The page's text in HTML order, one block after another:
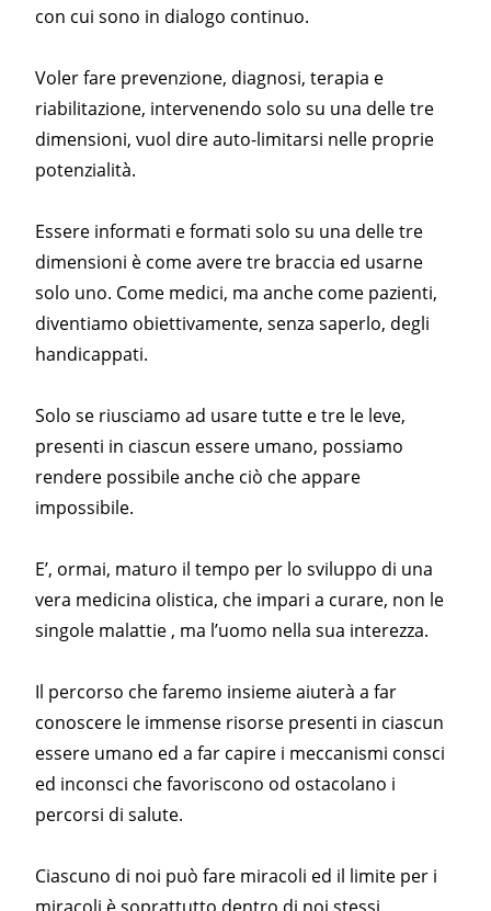
con cui sono in dialogo continuo.
Voler fare prevenzione, diagnosi, terapia e
riabilitazione, intervenendo solo su una delle tre
dimensioni, vuol dire auto-limitarsi nelle proprie
potenzialità.
Essere informati e formati solo su una delle tre
dimensioni è come avere tre braccia ed usarne
solo uno. Come medici, ma anche come pazienti,
diventiamo obiettivamente, senza saperlo, degli
handicappati.
Solo se riusciamo ad usare tutte e tre le leve,
presenti in ciascun essere umano, possiamo
rendere possibile anche ciò che appare
impossibile.
E’, ormai, maturo il tempo per lo sviluppo di una
vera medicina olistica, che impari a curare, non le
singole malattie , ma l’uomo nella sua interezza.
Il percorso che faremo insieme aiuterà a far
conoscere le immense risorse presenti in ciascun
essere umano ed a far capire i meccanismi consci
ed inconsci che favoriscono od ostacolano i
percorsi di salute.
Ciascuno di noi può fare miracoli ed il limite per i